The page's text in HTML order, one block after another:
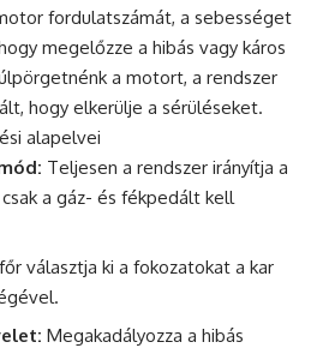
fordulatszámát, a sebességet
megelőzze a hibás vagy káros
a motort, a rendszer
hogy elkerülje a sérüléseket.
alapelvei
Teljesen a rendszer irányítja a
a gáz- és fékpedált kell
választja ki a fokozatokat a kar
Megakadályozza a hibás